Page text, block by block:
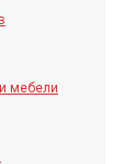
мебели